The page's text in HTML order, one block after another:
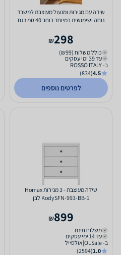
שידה עם מגירות ומנעול מעוצבת למשרד
נוחה ושימושית במיוחד רוחב 40 סמ דגם
298
₪
כולל משלוח (₪99)
עד 39 ימי עסקים
ב- ROSSO ITALY
4.5
(834)
לפרטים נוספים
שידה מעוצבת - 3 מגירות Homax
KodySFN-993-BB-1 לבן
899
₪
משלוח חינם
עד 14 ימי עסקים
ב- OLSale|אולסייל
1.0
(2594)